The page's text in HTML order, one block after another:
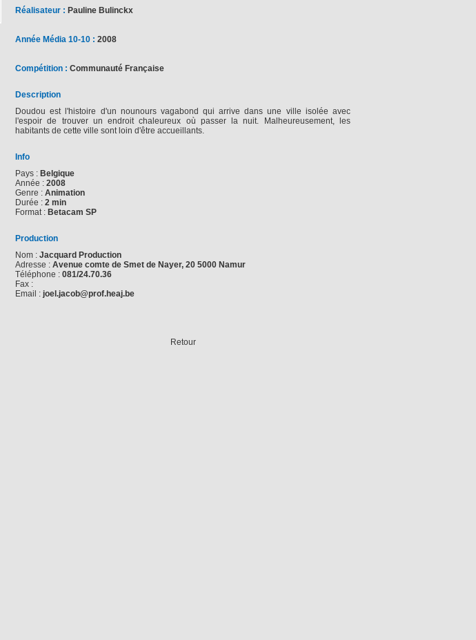
Réalisateur : Pauline Bulinckx
Année Média 10-10 : 2008
Compétition : Communauté Française
Description
Doudou est l'histoire d'un nounours vagabond qui arrive dans une ville isolée avec
l'espoir de trouver un endroit chaleureux où passer la nuit. Malheureusement, les
habitants de cette ville sont loin d'être accueillants.
Info
Pays : Belgique
Année : 2008
Genre : Animation
Durée : 2 min
Format : Betacam SP
Production
Nom : Jacquard Production
Adresse : Avenue comte de Smet de Nayer, 20 5000 Namur
Téléphone : 081/24.70.36
Fax :
Email : joel.jacob@prof.heaj.be
Retour